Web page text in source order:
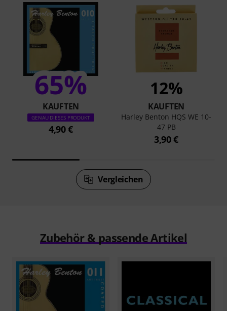
65%
KAUFTEN
GENAU DIESES PRODUKT
4,90 €
12%
KAUFTEN
Harley Benton HQS WE 10-
47 PB
3,90 €
Vergleichen
Zubehör & passende Artikel